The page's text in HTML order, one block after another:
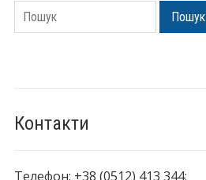
Пошук Пошук
Контакти
Телефон: +38 (0512) 413 344;